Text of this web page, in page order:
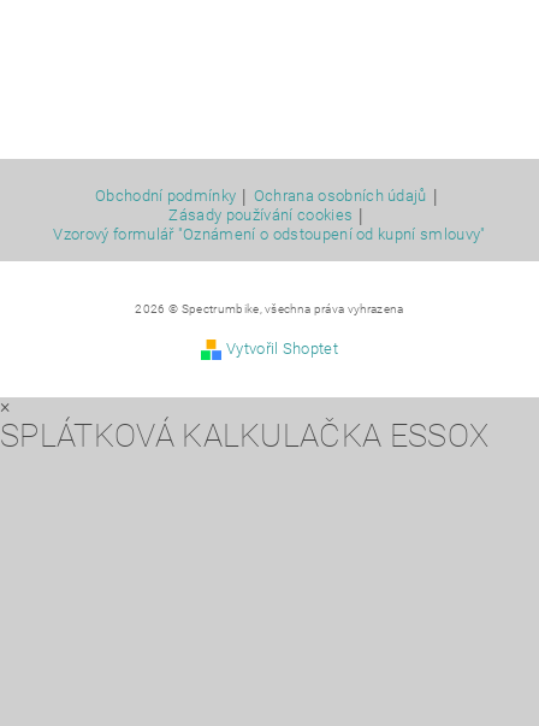
Obchodní podmínky | Ochrana osobních údajů |
Zásady používání cookies |
Vzorový formulář "Oznámení o odstoupení od kupní smlouvy"
2026 © Spectrumbike, všechna práva vyhrazena
Vytvořil Shoptet
×
SPLÁTKOVÁ KALKULAČKA ESSOX